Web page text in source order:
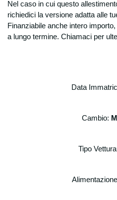
Nel caso in cui questo
richiedici la versione adatta alle
Finanziabile anche intero
a lungo termine. Chiamaci per
Data
Cambio:
Tipo